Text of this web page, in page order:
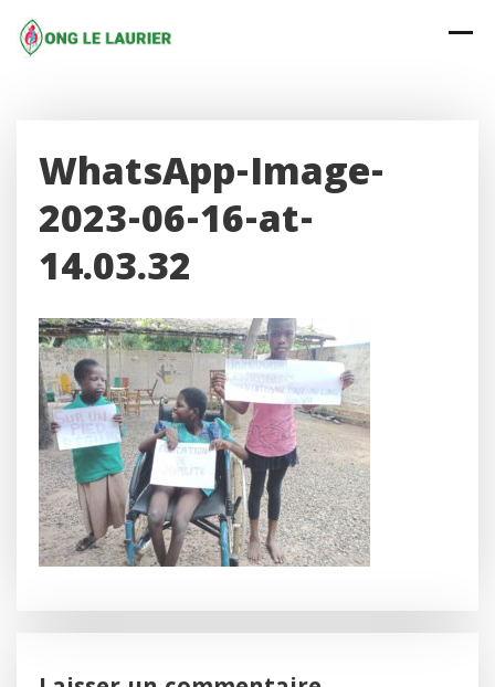
content
WhatsApp-Image-
2023-06-16-at-
14.03.32